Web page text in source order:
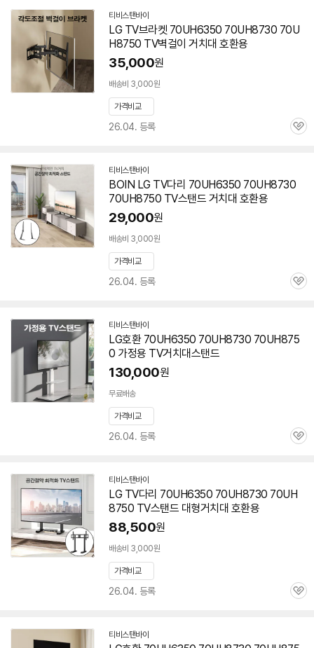
티비스탠바이네
이
버
이
LG TV브라켓 70UH6350 70UH8730 70U
H8750 TV벽걸이 거치대 호환용
35,000원
배송비 3,000원
가격비교
26.04. 등록
관
티비스탠바이네
이
버
이
BOIN LG TV다리 70UH6350 70UH8730
70UH8750 TV스탠드 거치대 호환용
29,000원
배송비 3,000원
가격비교
26.04. 등록
관
티비스탠바이네
이
버
이
LG호환 70UH6350 70UH8730 70UH875
0 가정용 TV거치대스탠드
130,000원
무료배송
가격비교
26.04. 등록
관
티비스탠바이네
이
버
이
LG TV다리 70UH6350 70UH8730 70UH
8750 TV스탠드 대형거치대 호환용
88,500원
배송비 3,000원
가격비교
26.04. 등록
관
티비스탠바이네